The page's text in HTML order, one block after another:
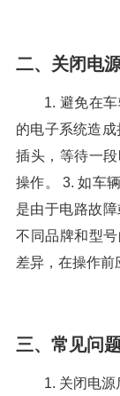
二、关闭电
1. 避免在
的电子系统造
插头，等待一
操作。 3. 如车
是由于电路故
不同品牌和型
差异，在操作前
三、常见问
1. 关闭电源